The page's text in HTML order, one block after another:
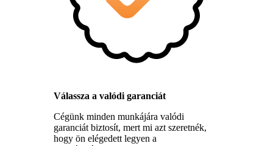
Válassza a valódi garanciát
Cégünk minden munkájára valódi
garanciát biztosít, mert mi azt szeretnék,
hogy ön elégedett legyen a